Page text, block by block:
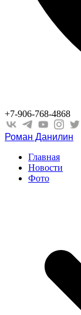
+7-906-768-4868
Роман Данилин
Главная
Новости
Фото